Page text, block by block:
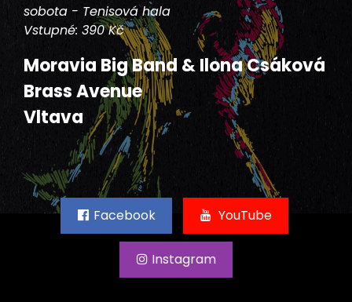
sobota - Tenisová hala
Vstupné: 390 Kč
Moravia Big Band & Ilona Csáková
Brass Avenue
Vltava
Facebook YouTube
Instagram